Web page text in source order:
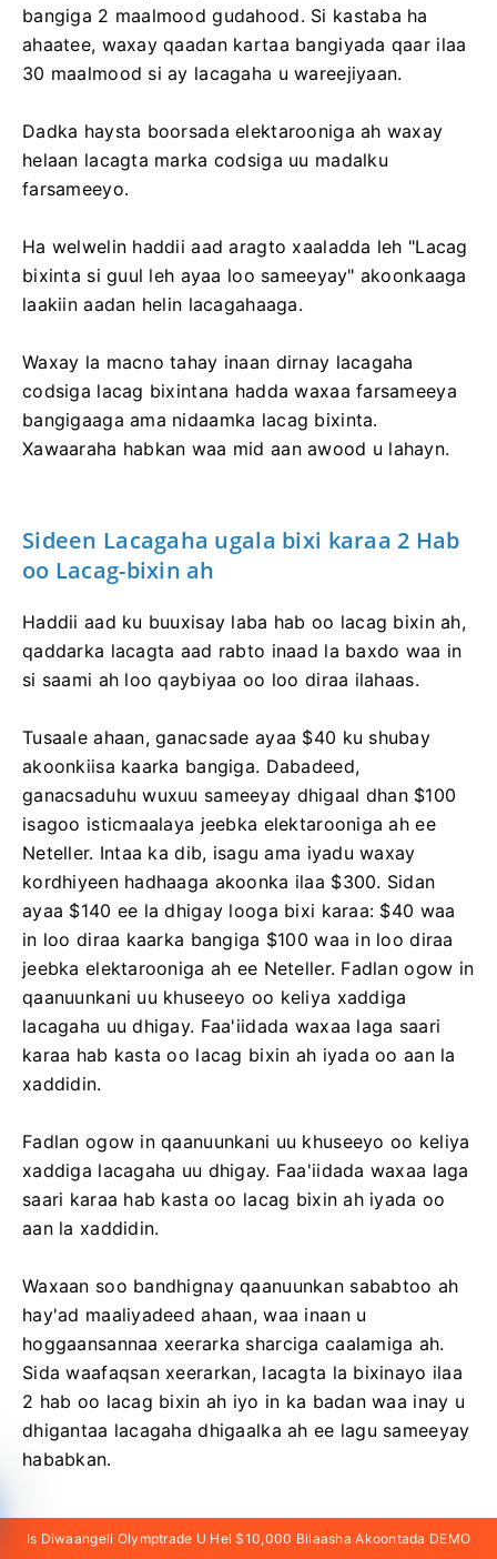
bangiga 2 maalmood gudahood. Si kastaba ha
ahaatee, waxay qaadan kartaa bangiyada qaar ilaa
30 maalmood si ay lacagaha u wareejiyaan.
Dadka haysta boorsada elektarooniga ah waxay
helaan lacagta marka codsiga uu madalku
farsameeyo.
Ha welwelin haddii aad aragto xaaladda leh "Lacag
bixinta si guul leh ayaa loo sameeyay" akoonkaaga
laakiin aadan helin lacagahaaga.
Waxay la macno tahay inaan dirnay lacagaha
codsiga lacag bixintana hadda waxaa farsameeya
bangigaaga ama nidaamka lacag bixinta.
Xawaaraha habkan waa mid aan awood u lahayn.
Sideen Lacagaha ugala bixi karaa 2 Hab
oo Lacag-bixin ah
Haddii aad ku buuxisay laba hab oo lacag bixin ah,
qaddarka lacagta aad rabto inaad la baxdo waa in
si saami ah loo qaybiyaa oo loo diraa ilahaas.
Tusaale ahaan, ganacsade ayaa $40 ku shubay
akoonkiisa kaarka bangiga. Dabadeed,
ganacsaduhu wuxuu sameeyay dhigaal dhan $100
isagoo isticmaalaya jeebka elektarooniga ah ee
Neteller. Intaa ka dib, isagu ama iyadu waxay
kordhiyeen hadhaaga akoonka ilaa $300. Sidan
ayaa $140 ee la dhigay looga bixi karaa: $40 waa
in loo diraa kaarka bangiga $100 waa in loo diraa
jeebka elektarooniga ah ee Neteller. Fadlan ogow in
qaanuunkani uu khuseeyo oo keliya xaddiga
lacagaha uu dhigay. Faa'iidada waxaa laga saari
karaa hab kasta oo lacag bixin ah iyada oo aan la
xaddidin.
Fadlan ogow in qaanuunkani uu khuseeyo oo keliya
xaddiga lacagaha uu dhigay. Faa'iidada waxaa laga
saari karaa hab kasta oo lacag bixin ah iyada oo
aan la xaddidin.
Waxaan soo bandhignay qaanuunkan sababtoo ah
hay'ad maaliyadeed ahaan, waa inaan u
hoggaansannaa xeerarka sharciga caalamiga ah.
Sida waafaqsan xeerarkan, lacagta la bixinayo ilaa
2 hab oo lacag bixin ah iyo in ka badan waa inay u
dhigantaa lacagaha dhigaalka ah ee lagu sameeyay
hababkan.
Maxaa la iiga codsanayaa inaan bixiyo
Is Diwaangeli Olymptrade U Hel $10,000 Bilaasha Akoontada DEMO